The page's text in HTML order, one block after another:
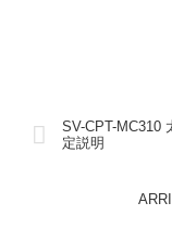
SV-CPT-MC310
定説明